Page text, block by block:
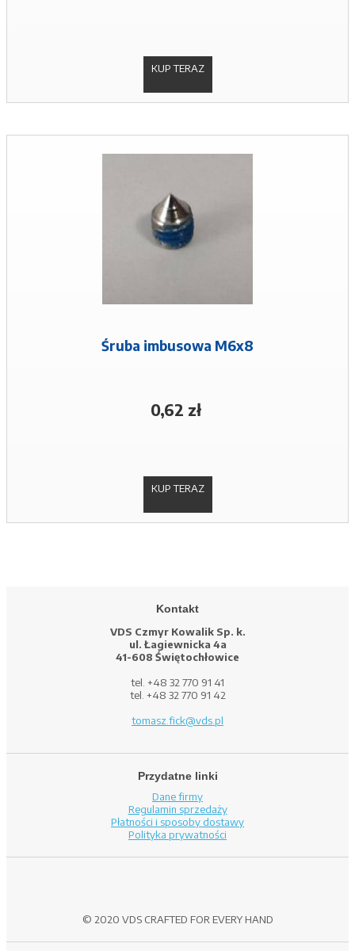
KUP TERAZ
Śruba imbusowa M6x8
0,62 zł
KUP TERAZ
Kontakt
VDS Czmyr Kowalik Sp. k.
ul. Łagiewnicka 4a
41-608 Świętochłowice
tel. +48 32 770 91 41
tel. +48 32 770 91 42
tomasz.fick@vds.pl
Przydatne linki
Dane firmy
Regulamin sprzedaży
Płatności i sposoby dostawy
Polityka prywatności
© 2020 VDS CRAFTED FOR EVERY HAND